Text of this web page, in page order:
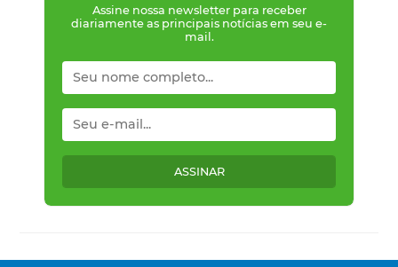
Assine nossa newsletter para receber
diariamente as principais notícias em seu e-
mail.
ASSINAR